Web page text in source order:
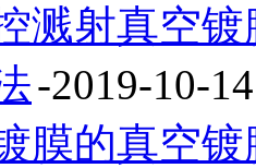
溅射真空
-2019-10-14
膜的真空